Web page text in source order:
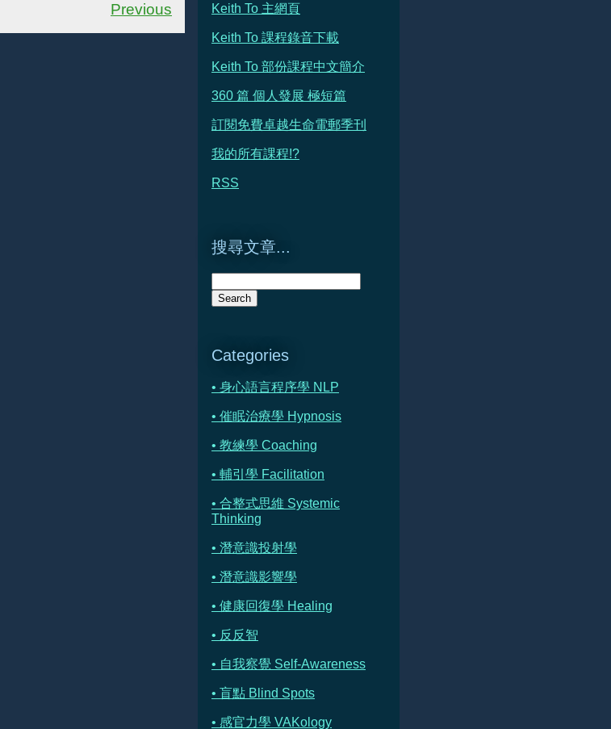
Previous Keith To 主網頁
Keith To 課程錄音下載
Keith To 部份課程中文簡介
360 篇 個人發展 極短篇
訂閱免費卓越生命電郵季刊
我的所有課程!?
RSS
搜尋文章...
Categories
• 身心語言程序學 NLP
• 催眠治療學 Hypnosis
• 教練學 Coaching
• 輔引學 Facilitation
• 合整式思維 Systemic
Thinking
• 潛意識投射學
• 潛意識影響學
• 健康回復學 Healing
• 反反智
• 自我察覺 Self-Awareness
• 盲點 Blind Spots
• 感官力學 VAKology